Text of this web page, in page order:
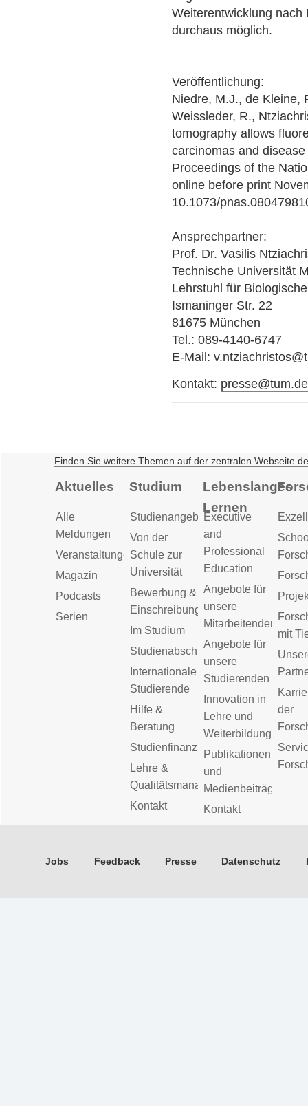
Weiterentwicklung
durchaus möglich.
Veröffentlichung:
Niedre, M.J., de Kleine,
Weissleder, R.,
tomography allows
carcinomas and
Proceedings of the
online before print
10.1073/
Ansprechpartner:
Prof. Dr. Vasilis
Technische Universität
Lehrstuhl für
Ismaninger Str. 22
81675 München
Tel.: 089-4140-6747
E-Mail:
Kontakt: presse@tum.de
Finden Sie weitere Themen auf der zentralen Webseite
Aktuelles
Alle
Meldungen
Veranstaltungen
Magazin
Podcasts
Serien
Studium
Studienangebot
Von der
Schule zur
Universität
Bewerbung &
Einschreibung
Im Studium
Studienabschluss
Internationale
Studierende
Hilfe &
Beratung
Studienfinanzierung
Lehre &
Qualitätsmanagement
Kontakt
Lebenslanges
Lernen
Executive
and
Professional
Education
Angebote für
unsere
Mitarbeitenden
Angebote für
unsere
Studierenden
Innovation in
Lehre und
Weiterbildung
Publikationen
und
Medienbeiträge
Kontakt
mit
der
Jobs Feedback Presse Datenschutz